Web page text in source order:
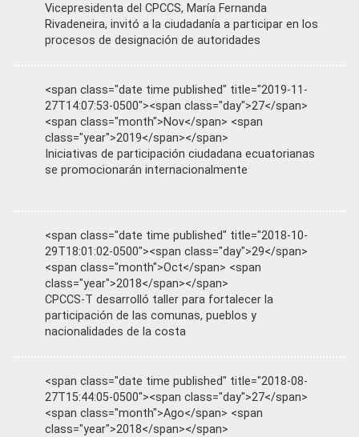
Vicepresidenta del CPCCS, María Fernanda
Rivadeneira, invitó a la ciudadanía a participar en los
procesos de designación de autoridades
<span class="date time published" title="2019-11-
27T14:07:53-0500"><span class="day">27</span>
<span class="month">Nov</span> <span
class="year">2019</span></span>
Iniciativas de participación ciudadana ecuatorianas
se promocionarán internacionalmente
<span class="date time published" title="2018-10-
29T18:01:02-0500"><span class="day">29</span>
<span class="month">Oct</span> <span
class="year">2018</span></span>
CPCCS-T desarrolló taller para fortalecer la
participación de las comunas, pueblos y
nacionalidades de la costa
<span class="date time published" title="2018-08-
27T15:44:05-0500"><span class="day">27</span>
<span class="month">Ago</span> <span
class="year">2018</span></span>